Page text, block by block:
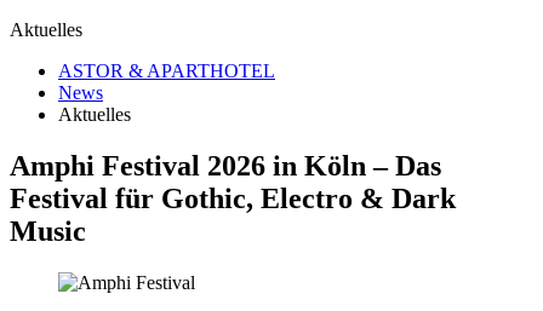
Aktuelles
ASTOR & APARTHOTEL
News
Aktuelles
Amphi Festival 2026 in Köln – Das
Festival für Gothic, Electro & Dark
Music